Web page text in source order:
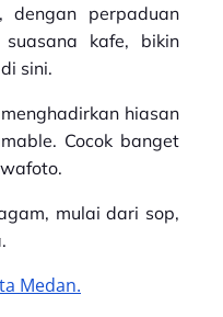
dengan perpaduan
kafe, bikin
sini.
hiasan
Cocok banget
mulai dari sop,
Medan.